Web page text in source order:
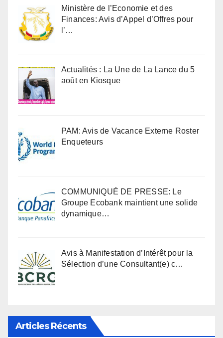
Ministère de l’Economie et des
Finances: Avis d’Appel d’Offres pour
l’…
Actualités : La Une de La Lance du 5
août en Kiosque
PAM: Avis de Vacance Externe Roster
Enqueteurs
COMMUNIQUÉ DE PRESSE: Le
Groupe Ecobank maintient une solide
dynamique…
Avis à Manifestation d’Intérêt pour la
Sélection d’une Consultant(e) c…
Articles Récents